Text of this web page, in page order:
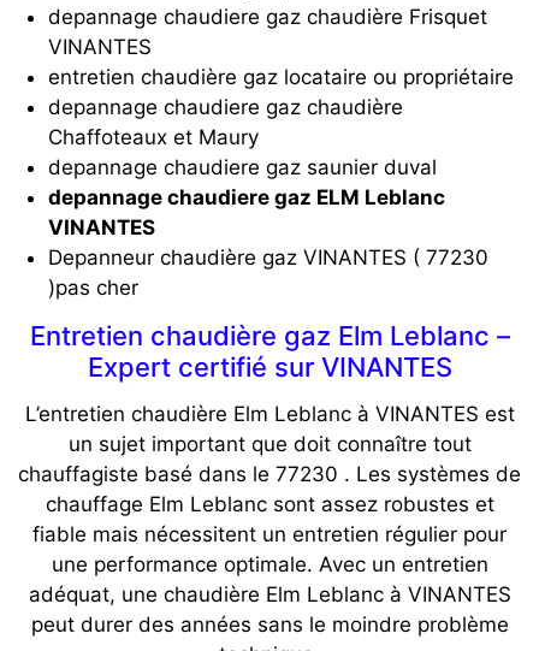
depannage chaudiere gaz chaudière Frisquet
VINANTES
entretien chaudière gaz locataire ou propriétaire
depannage chaudiere gaz chaudière
Chaffoteaux et Maury
depannage chaudiere gaz saunier duval
depannage chaudiere gaz ELM Leblanc
VINANTES
Depanneur chaudière gaz VINANTES ( 77230
)pas cher
Entretien chaudière gaz Elm Leblanc –
Expert certifié sur VINANTES
L’entretien chaudière Elm Leblanc à VINANTES est
un sujet important que doit connaître tout
chauffagiste basé dans le 77230 . Les systèmes de
chauffage Elm Leblanc sont assez robustes et
fiable mais nécessitent un entretien régulier pour
une performance optimale. Avec un entretien
adéquat, une chaudière Elm Leblanc à VINANTES
peut durer des années sans le moindre problème